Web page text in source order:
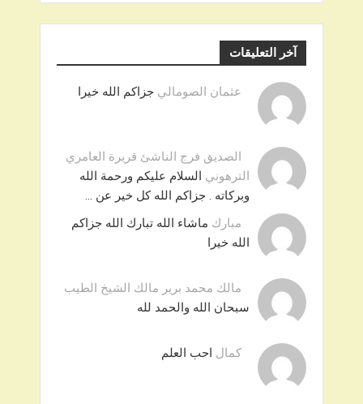
آخر التعليقات
عثمان الصومالي جزاكم الله خيرا
الصديق فرج الناشئ قريرة العامري
الترهوني السلام عليكم ورحمة الله
وبركاته . جزاكم الله كل خير عن …
مبارك ماشاء الله تبارك الله جزاكم
الله خيرا
مالك محمد برير مالك الشيخ الطيب
سبحان الله والحمد لله
كمال احب العلم